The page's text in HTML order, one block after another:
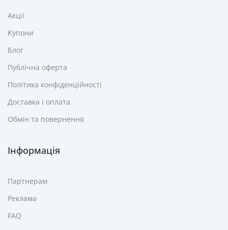
Акції
Купони
Блог
Публічна оферта
Політика конфіденційності
Доставка і оплата
Обмін та повернення
Інформація
Партнерам
Реклама
FAQ